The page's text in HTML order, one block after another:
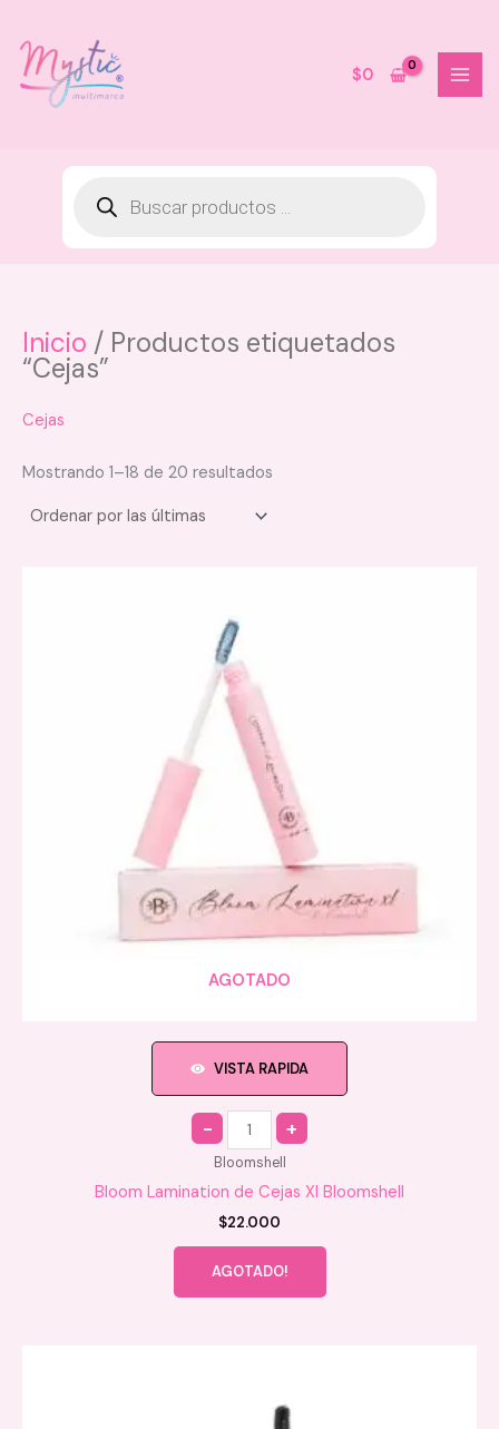
contenido
$0
Inicio / Productos etiquetados
“Cejas”
Cejas
Mostrando 1–18 de 20 resultados
AGOTADO
VISTA RAPIDA
Quantity
Bloomshell
Bloom Lamination de Cejas Xl Bloomshell
$22.000
AGOTADO!
Kit Viajero de brochas Montoc -